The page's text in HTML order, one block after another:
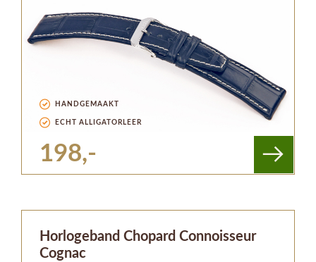
HANDGEMAAKT
ECHT ALLIGATORLEER
198,-
Horlogeband Chopard Connoisseur
Cognac